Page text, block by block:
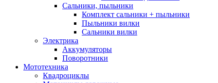
Сальники, пыльники
Комплект сальники + пыльники
Пыльники вилки
Сальники вилки
Электрика
Аккумуляторы
Поворотники
Мототехника
Квадроциклы